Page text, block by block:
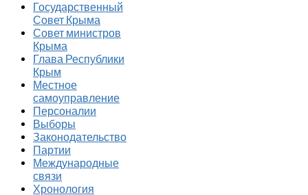
Государственный
Совет Крыма
Совет министров
Крыма
Глава Республики
Крым
Местное
самоуправление
Персоналии
Выборы
Законодательство
Партии
Международные
связи
Хронология